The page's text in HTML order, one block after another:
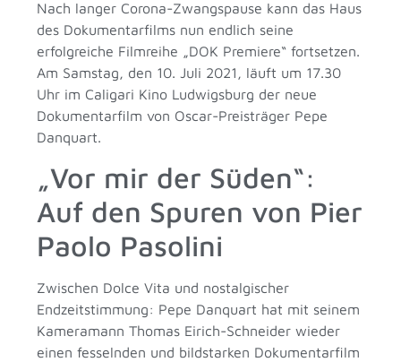
Nach langer Corona-Zwangspause kann das Haus
des Dokumentarfilms nun endlich seine
erfolgreiche Filmreihe „DOK Premiere“ fortsetzen.
Am Samstag, den 10. Juli 2021, läuft um 17.30
Uhr im Caligari Kino Ludwigsburg der neue
Dokumentarfilm von Oscar-Preisträger Pepe
Danquart.
„Vor mir der Süden“:
Auf den Spuren von Pier
Paolo Pasolini
Zwischen Dolce Vita und nostalgischer
Endzeitstimmung: Pepe Danquart hat mit seinem
Kameramann Thomas Eirich-Schneider wieder
einen fesselnden und bildstarken Dokumentarfilm